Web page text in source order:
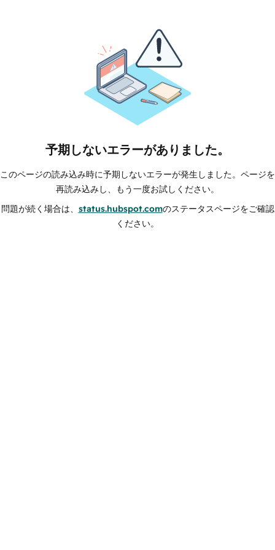
予期しないエラーがありました。
このページの読み込み時に予期しないエラーが発生しました。ページを
再読み込みし、もう一度お試しください。
問題が続く場合は、 status.hubspot.comのステータスページをご確認
ください。